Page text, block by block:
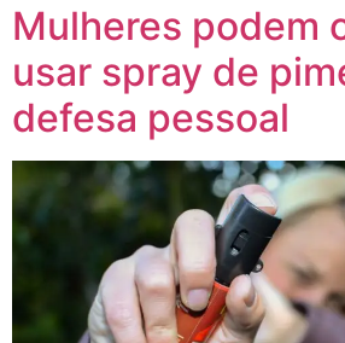
Mulheres podem
usar spray de
defesa pessoal